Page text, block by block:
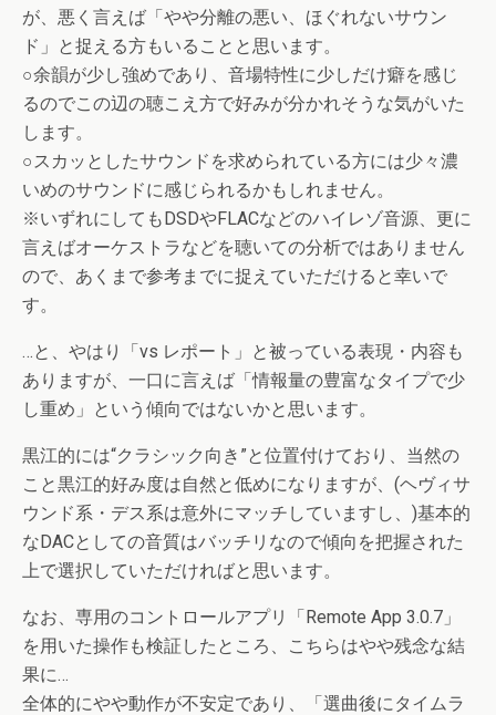
が、悪く言えば「やや分離の悪い、ほぐれないサウン
ド」と捉える方もいることと思います。
○余韻が少し強めであり、音場特性に少しだけ癖を感じ
るのでこの辺の聴こえ方で好みが分かれそうな気がいた
します。
○スカッとしたサウンドを求められている方には少々濃
いめのサウンドに感じられるかもしれません。
※いずれにしてもDSDやFLACなどのハイレゾ音源、更に
言えばオーケストラなどを聴いての分析ではありません
ので、あくまで参考までに捉えていただけると幸いで
す。
…と、やはり「vs レポート」と被っている表現・内容も
ありますが、一口に言えば「情報量の豊富なタイプで少
し重め」という傾向ではないかと思います。
黒江的には“クラシック向き”と位置付けており、当然の
こと黒江的好み度は自然と低めになりますが、(ヘヴィサ
ウンド系・デス系は意外にマッチしていますし、)基本的
なDACとしての音質はバッチリなので傾向を把握された
上で選択していただければと思います。
なお、専用のコントロールアプリ「Remote App 3.0.7」
を用いた操作も検証したところ、こちらはやや残念な結
果に…
全体的にやや動作が不安定であり、「選曲後にタイムラ